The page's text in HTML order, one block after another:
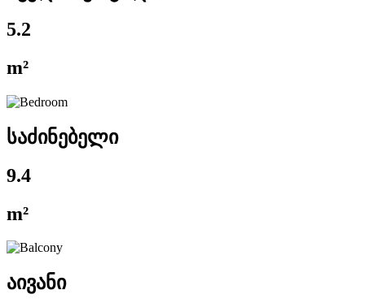
5.2
m²
საძინებელი
9.4
m²
აივანი